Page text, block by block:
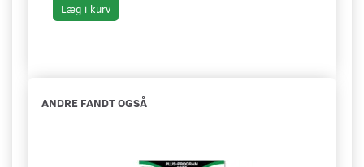
Læg i kurv
ANDRE FANDT OGSÅ